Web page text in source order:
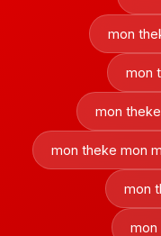
mon
mon
mon
mon theke mon
mon
mon